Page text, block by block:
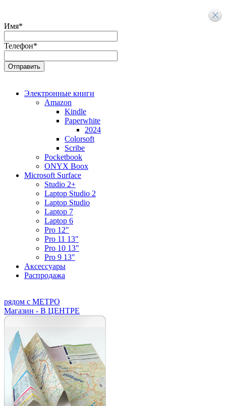
Имя*
Телефон*
Электронные книги
Amazon
Kindle
Paperwhite
2024
Colorsoft
Scribe
Pocketbook
ONYX Boox
Microsoft Surface
Studio 2+
Laptop Studio 2
Laptop Studio
Laptop 7
Laptop 6
Pro 12"
Pro 11 13"
Pro 10 13"
Pro 9 13"
Аксессуары
Распродажа
рядом с МЕТРО
Магазин - В ЦЕНТРЕ